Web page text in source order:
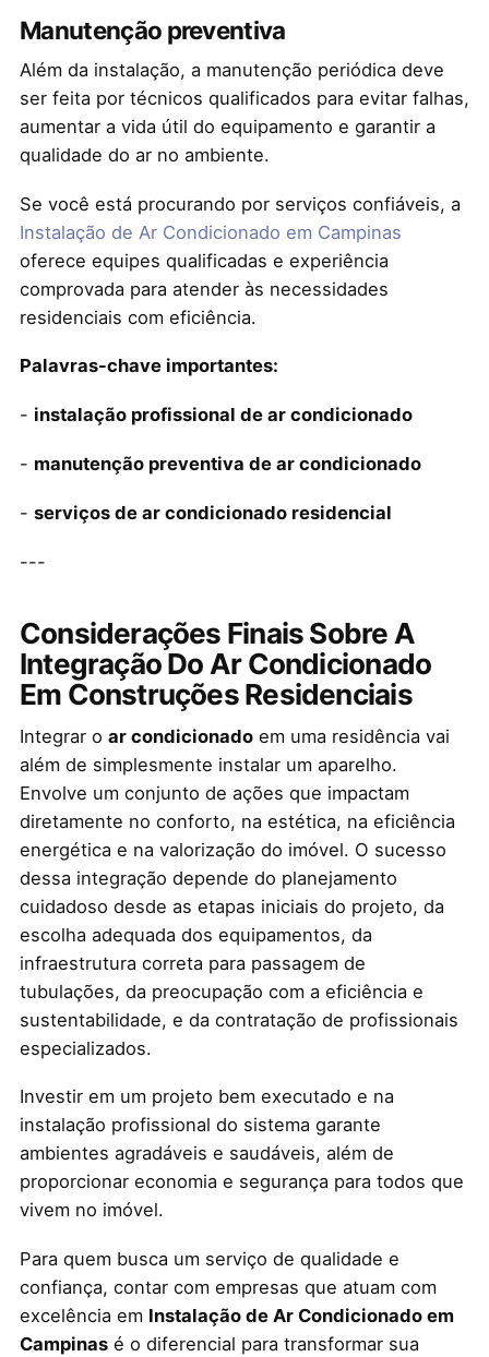
Manutenção preventiva
Além da instalação, a manutenção periódica deve
ser feita por técnicos qualificados para evitar falhas,
aumentar a vida útil do equipamento e garantir a
qualidade do ar no ambiente.
Se você está procurando por serviços confiáveis, a
Instalação de Ar Condicionado em Campinas
oferece equipes qualificadas e experiência
comprovada para atender às necessidades
residenciais com eficiência.
Palavras-chave importantes:
- instalação profissional de ar condicionado
- manutenção preventiva de ar condicionado
- serviços de ar condicionado residencial
---
Considerações Finais Sobre A
Integração Do Ar Condicionado
Em Construções Residenciais
Integrar o ar condicionadoem uma residência vai
além de simplesmente instalar um aparelho.
Envolve um conjunto de ações que impactam
diretamente no conforto, na estética, na eficiência
energética e na valorização do imóvel. O sucesso
dessa integração depende do planejamento
cuidadoso desde as etapas iniciais do projeto, da
escolha adequada dos equipamentos, da
infraestrutura correta para passagem de
tubulações, da preocupação com a eficiência e
sustentabilidade, e da contratação de profissionais
especializados.
Investir em um projeto bem executado e na
instalação profissional do sistema garante
ambientes agradáveis e saudáveis, além de
proporcionar economia e segurança para todos que
vivem no imóvel.
Para quem busca um serviço de qualidade e
confiança, contar com empresas que atuam com
excelência em Instalação de Ar Condicionado em
Campinasé o diferencial para transformar sua